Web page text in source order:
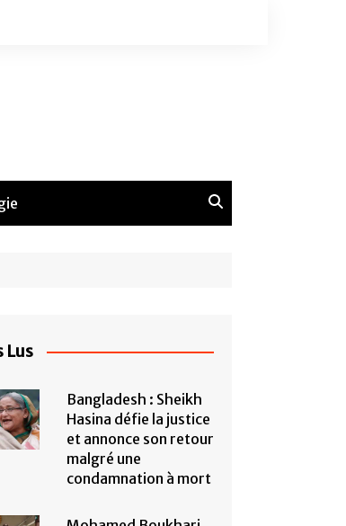
Lus
Bangladesh : Sheikh
Hasina défie la justice
et annonce son retour
malgré une
condamnation à mort